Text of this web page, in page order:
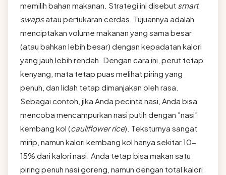
memilih bahan makanan. Strategi ini disebut smart
swapsatau pertukaran cerdas. Tujuannya adalah
menciptakan volume makanan yang sama besar
(atau bahkan lebih besar) dengan kepadatan kalori
yang jauh lebih rendah. Dengan cara ini, perut tetap
kenyang, mata tetap puas melihat piring yang
penuh, dan lidah tetap dimanjakan oleh rasa.
Sebagai contoh, jika Anda pecinta nasi, Anda bisa
mencoba mencampurkan nasi putih dengan "nasi"
kembang kol (cauliflower rice). Teksturnya sangat
mirip, namun kalori kembang kol hanya sekitar 10-
15% dari kalori nasi. Anda tetap bisa makan satu
piring penuh nasi goreng, namun dengan total kalori